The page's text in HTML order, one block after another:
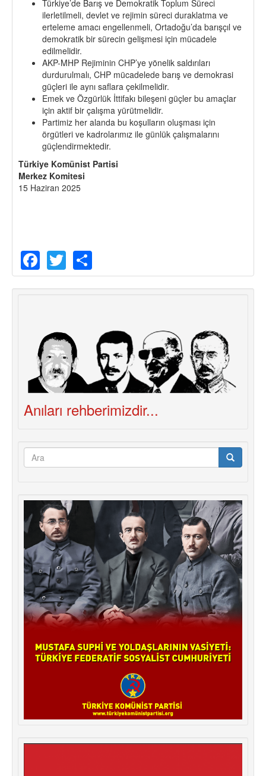
Türkiye’de Barış ve Demokratik Toplum Süreci
ilerletilmeli, devlet ve rejimin süreci duraklatma ve
erteleme amacı engellenmeli, Ortadoğu’da barışçıl ve
demokratik bir sürecin gelişmesi için mücadele
edilmelidir.
AKP-MHP Rejiminin CHP’ye yönelik saldırıları
durdurulmalı, CHP mücadelede barış ve demokrasi
güçleri ile aynı saflara çekilmelidir.
Emek ve Özgürlük İttifakı bileşeni güçler bu amaçlar
için aktif bir çalışma yürütmelidir.
Partimiz her alanda bu koşulların oluşması için
örgütleri ve kadrolarımız ile günlük çalışmalarını
güçlendirmektedir.
Türkiye Komünist Partisi
Merkez Komitesi
15 Haziran 2025
Facebook
Twitter
Anıları rehberimizdir...
Arama